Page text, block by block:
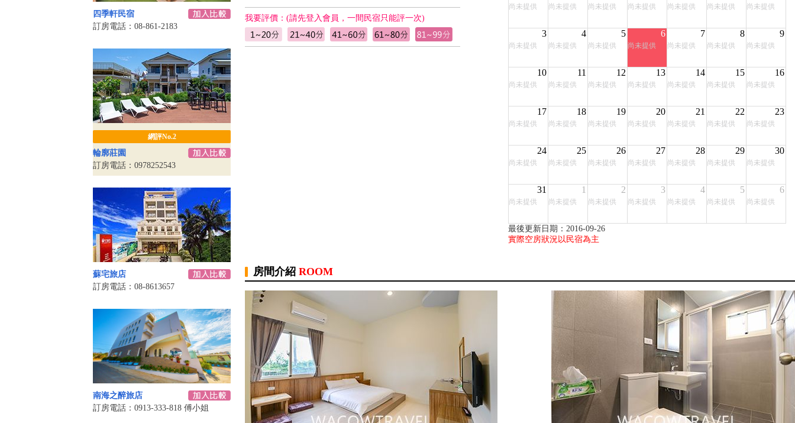
四季軒民宿
訂房電話：08-861-2183
網評No.2
輪廓莊園
訂房電話：0978252543
蘇宅旅店
訂房電話：08-8613657
南海之醉旅店
訂房電話：0913-333-818 傅小姐
我要評價：(請先登入會員，一間民宿只能評一次)
尚未提供 尚未提供 尚未提供 尚未提供 尚未提供 尚未提供 尚未提供
3
尚未提供
4
尚未提供
5
尚未提供
6
尚未提供
7
尚未提供
8
尚未提供
9
尚未提供
10
尚未提供
11
尚未提供
12
尚未提供
13
尚未提供
14
尚未提供
15
尚未提供
16
尚未提供
17
尚未提供
18
尚未提供
19
尚未提供
20
尚未提供
21
尚未提供
22
尚未提供
23
尚未提供
24
尚未提供
25
尚未提供
26
尚未提供
27
尚未提供
28
尚未提供
29
尚未提供
30
尚未提供
31
尚未提供
1
尚未提供
2
尚未提供
3
尚未提供
4
尚未提供
5
尚未提供
6
尚未提供
最後更新日期：2016-09-26
實際空房狀況以民宿為主
房間介紹 ROOM